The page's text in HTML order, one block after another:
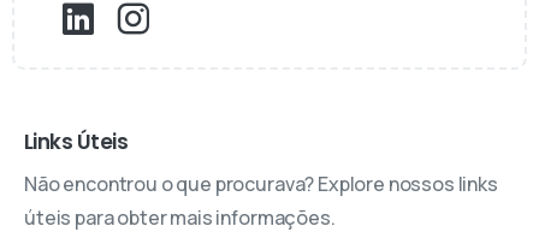
Links Úteis
Não encontrou o que procurava? Explore nossos links
úteis para obter mais informações.